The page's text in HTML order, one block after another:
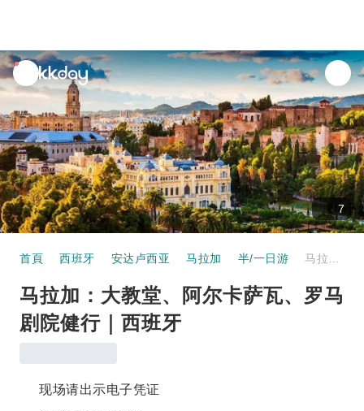
unread
notifications
7
首頁 西班牙 安达卢西亚 马拉加 半/一日游
马拉加：大教堂、阿尔卡萨瓦、罗马
剧院健行｜西班牙
现场请出示电子凭证